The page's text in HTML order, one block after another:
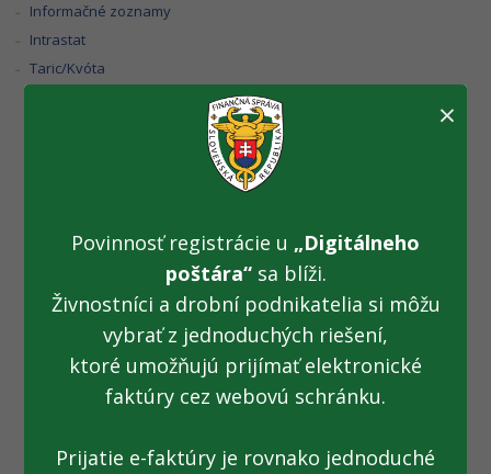
Informačné zoznamy
Intrastat
Taric/Kvóta
V podlahe dodávky
pašoval cigarety (
29.03.2019)
Fotogaléria k TS z 29.03.2019: V podlahe dodávky pašoval
cigarety
×
Povinnosť registrácie u „Digitálneho
poštára“sa blíži.
Živnostníci a drobní podnikatelia si môžu
vybrať z jednoduchých riešení,
ktoré umožňujú prijímať elektronické
faktúry cez webovú schránku.
Prijatie e-faktúry je rovnako jednoduché